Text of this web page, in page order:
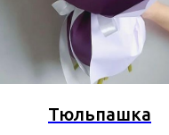
Тюльпашка